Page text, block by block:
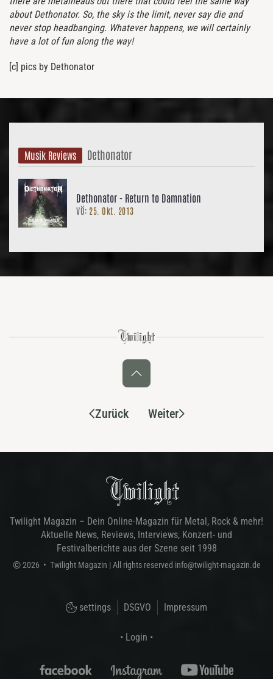
about Dethonator. So, the sky is the limit, never say die and
never stop headbanging. Whatever happens, we will certainly
have a lot of fun along the way!
[c] pics by Dethonator
Musik Reviews Dethonator
Dethonator - Return to Damnation
VÖ: 25. Okt. 2013
Zurück Weiter
Twilight Magazin – Dein Online-Magazin für Metal, Rock & mehr!
Aktuelle News, Reviews, Interviews, Konzert- und
Festivalberichte aus der Szene seit 1998
© 2026 • Twilight Magazin | All rights reserved info@twilight-magazin.de
settings DSGVO Impressum
• Login •